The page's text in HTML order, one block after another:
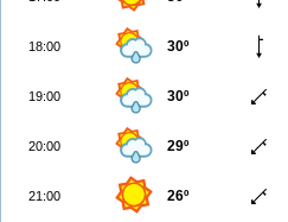
18:00 30º
19:00 30º
20:00 29º
21:00 26º